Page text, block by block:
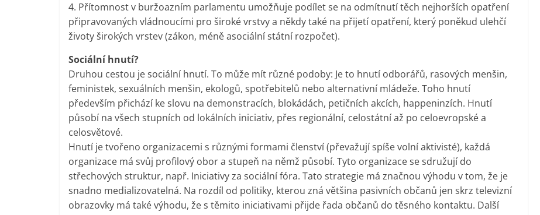
4. Přítomnost v buržoazním parlamentu umožňuje podílet se na odmítnutí těch nejhorších opatření
připravovaných vládnoucími pro široké vrstvy a někdy také na přijetí opatření, který poněkud ulehčí
životy širokých vrstev (zákon, méně asociální státní rozpočet).
Sociální hnutí?
Druhou cestou je sociální hnutí. To může mít různé podoby: Je to hnutí odborářů, rasových menšin,
feministek, sexuálních menšin, ekologů, spotřebitelů nebo alternativní mládeže. Toho hnutí
především přichází ke slovu na demonstracích, blokádách, petičních akcích, happeninzích. Hnutí
působí na všech stupních od lokálních iniciativ, přes regionální, celostátní až po celoevropské a
celosvětové.
Hnutí je tvořeno organizacemi s různými formami členství (převažují spíše volní aktivisté), každá
organizace má svůj profilový obor a stupeň na němž působí. Tyto organizace se sdružují do
střechových struktur, např. Iniciativy za sociální fóra. Tato strategie má značnou výhodu v tom, že je
snadno medializovatelná. Na rozdíl od politiky, kterou zná většina pasivních občanů jen skrz televizní
obrazovky má také výhodu, že s těmito iniciativami přijde řada občanů do těsného kontaktu. Další